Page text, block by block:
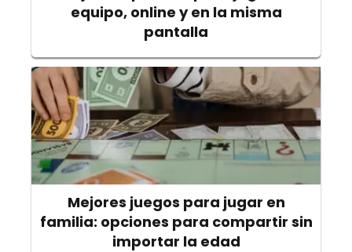
equipo, online y en la misma
pantalla
Mejores juegos para jugar en
familia: opciones para compartir sin
importar la edad